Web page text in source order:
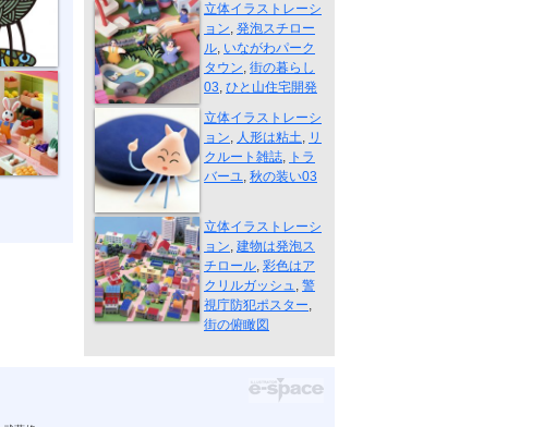
やお...
立体イラストレーシ
ョン, 発泡スチロー
ル, いながわパーク
タウン, 街の暮らし
03, ひと山住宅開発
秋の装い03
立体イラストレーシ
ョン, 人形は粘土, リ
クルート雑誌, トラ
バーユ, 秋の装い03
街の俯瞰図
立体イラストレーシ
ョン, 建物は発泡ス
チロール, 彩色はア
クリルガッシュ, 警
視庁防犯ポスター,
街の俯瞰図